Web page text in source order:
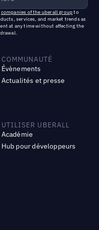
companies of the uberall groupto
services, and market trends as
at any time without affecting the
COMMUNAUTÉ
Évènements
Actualités et presse
UTILISER UBERALL
Académie
Hub pour développeurs